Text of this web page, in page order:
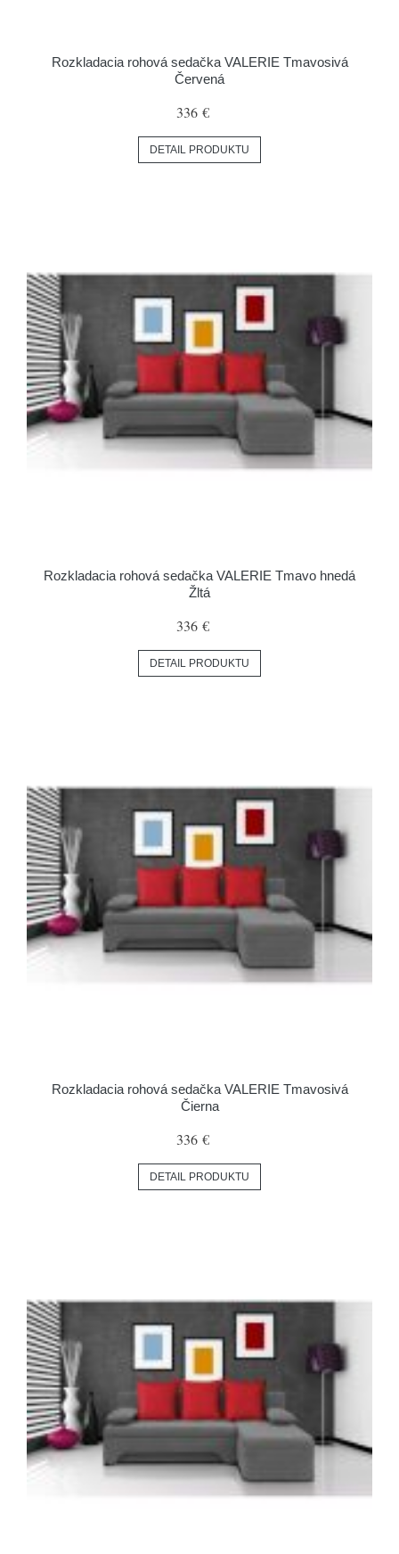
Rozkladacia rohová sedačka VALERIE Tmavosivá
Červená
336 €
DETAIL PRODUKTU
Rozkladacia rohová sedačka VALERIE Tmavo hnedá
Žltá
336 €
DETAIL PRODUKTU
Rozkladacia rohová sedačka VALERIE Tmavosivá
Čierna
336 €
DETAIL PRODUKTU